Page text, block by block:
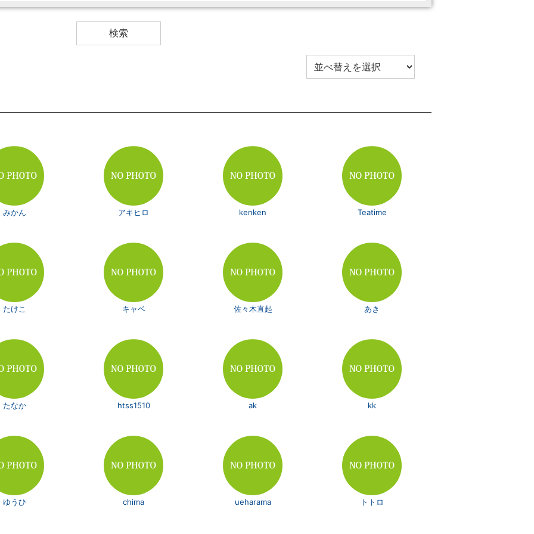
みかん アキヒロ kenken Teatime
たけこ キャベ 佐々木直起 あき
たなか htss1510 ak kk
ゆうひ chima ueharama トトロ